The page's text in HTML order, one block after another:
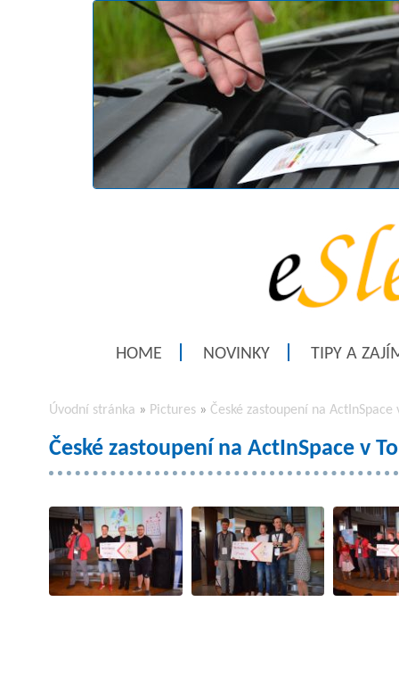
HOME NOVINKY TIPY A
Úvodní stránka » Pictures » České zastoupení na ActInSpace
České zastoupení na ActInSpace v